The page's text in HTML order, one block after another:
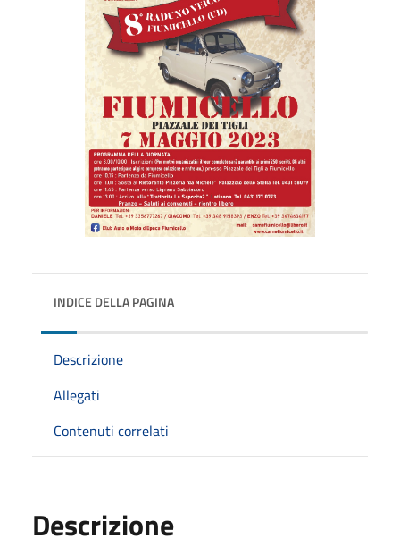
INDICE DELLA PAGINA
Descrizione
Allegati
Contenuti correlati
Descrizione